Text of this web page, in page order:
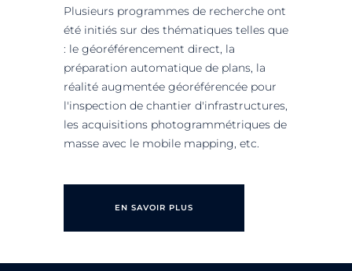
Plusieurs programmes de recherche ont
été initiés sur des thématiques telles que
: le géoréférencement direct, la
préparation automatique de plans, la
réalité augmentée géoréférencée pour
l'inspection de chantier d'infrastructures,
les acquisitions photogrammétriques de
masse avec le mobile mapping, etc.
EN SAVOIR PLUS